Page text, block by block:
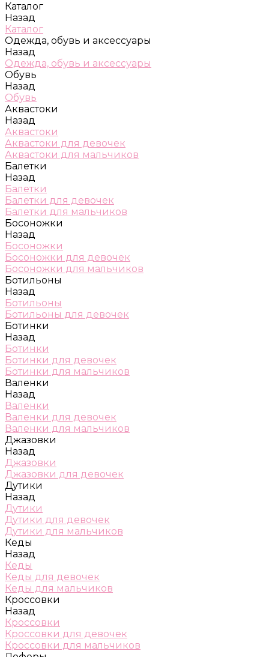
Каталог
Назад
Каталог
Одежда, обувь и аксессуары
Назад
Одежда, обувь и аксессуары
Обувь
Назад
Обувь
Аквастоки
Назад
Аквастоки
Аквастоки для девочек
Аквастоки для мальчиков
Балетки
Назад
Балетки
Балетки для девочек
Балетки для мальчиков
Босоножки
Назад
Босоножки
Босоножки для девочек
Босоножки для мальчиков
Ботильоны
Назад
Ботильоны
Ботильоны для девочек
Ботинки
Назад
Ботинки
Ботинки для девочек
Ботинки для мальчиков
Валенки
Назад
Валенки
Валенки для девочек
Валенки для мальчиков
Джазовки
Назад
Джазовки
Джазовки для девочек
Дутики
Назад
Дутики
Дутики для девочек
Дутики для мальчиков
Кеды
Назад
Кеды
Кеды для девочек
Кеды для мальчиков
Кроссовки
Назад
Кроссовки
Кроссовки для девочек
Кроссовки для мальчиков